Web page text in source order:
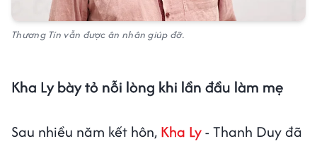
Thương Tín vẫn được ân nhân giúp đỡ.
Kha Ly bày tỏ nỗi lòng khi lần đầu làm mẹ
Sau nhiều năm kết hôn, Kha Ly- Thanh Duy đã